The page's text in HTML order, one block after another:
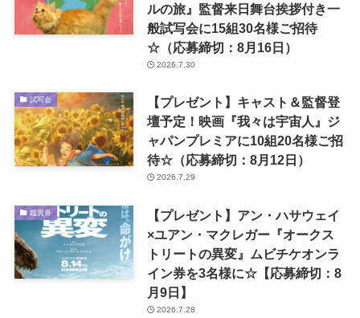
ルの旅』監督来日舞台挨拶付き一
般試写会に15組30名様ご招待
☆（応募締切：8月16日）
2026.7.30
試写会
【プレゼント】キャスト＆監督登
壇予定！映画『我々は宇宙人』ジ
ャパンプレミアに10組20名様ご招
待☆（応募締切：8月12日）
2026.7.29
鑑賞券
【プレゼント】アン・ハサウェイ
×ユアン・マクレガー『オークス
トリートの異変』ムビチケオンラ
イン券を3名様に☆【応募締切：8
月9日】
2026.7.28